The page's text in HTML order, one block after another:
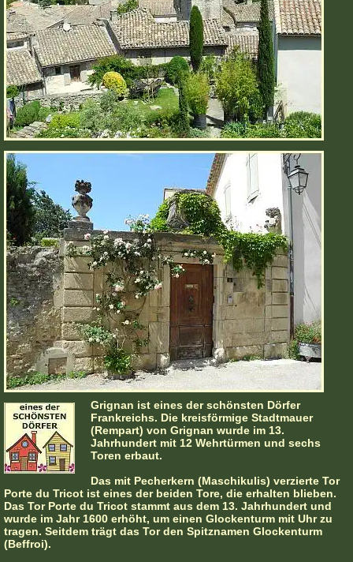
Grignan ist eines der schönsten Dörfer
Frankreichs. Die kreisförmige Stadtmauer
(Rempart) von Grignan wurde im 13.
Jahrhundert mit 12 Wehrtürmen und sechs
Toren erbaut.
Das mit Pecherkern (Maschikulis) verzierte Tor
Porte du Tricot ist eines der beiden Tore, die erhalten blieben.
Das Tor Porte du Tricot stammt aus dem 13. Jahrhundert und
wurde im Jahr 1600 erhöht, um einen Glockenturm mit Uhr zu
tragen. Seitdem trägt das Tor den Spitznamen Glockenturm
(Beffroi).